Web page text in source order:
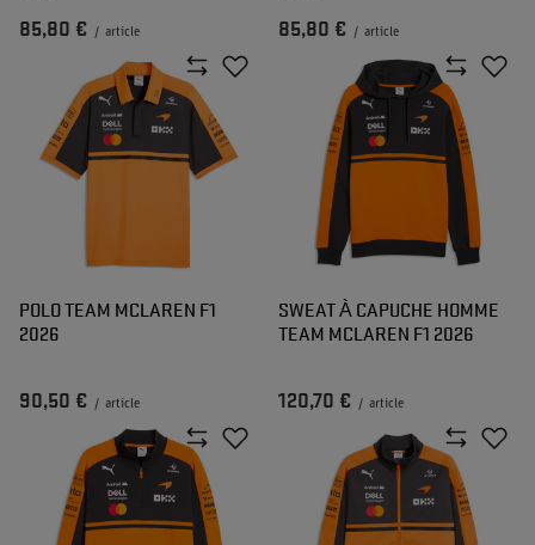
85,80 € / article 85,80 € / article
POLO TEAM MCLAREN F1
2026
90,50 € / article
SWEAT À CAPUCHE HOMME
TEAM MCLAREN F1 2026
120,70 € / article